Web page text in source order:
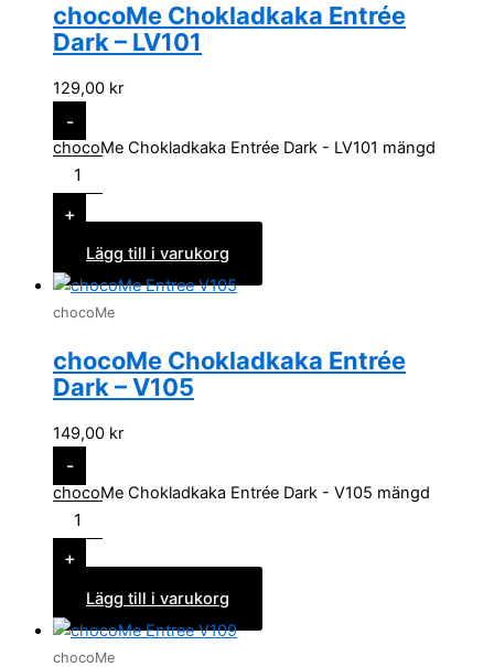
chocoMe Chokladkaka Entrée
Dark – LV101
129,00 kr
-
chocoMe Chokladkaka Entrée Dark - LV101 mängd
+
Lägg till i varukorg
chocoMe
chocoMe Chokladkaka Entrée
Dark – V105
149,00 kr
-
chocoMe Chokladkaka Entrée Dark - V105 mängd
+
Lägg till i varukorg
chocoMe